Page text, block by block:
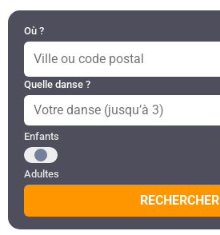
Où ?
Quelle danse ?
Public recherché
Enfants
Adultes
RECHERCHER